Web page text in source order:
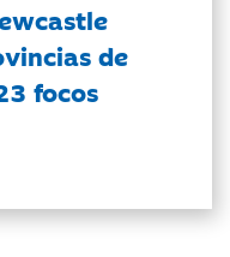
de
focos